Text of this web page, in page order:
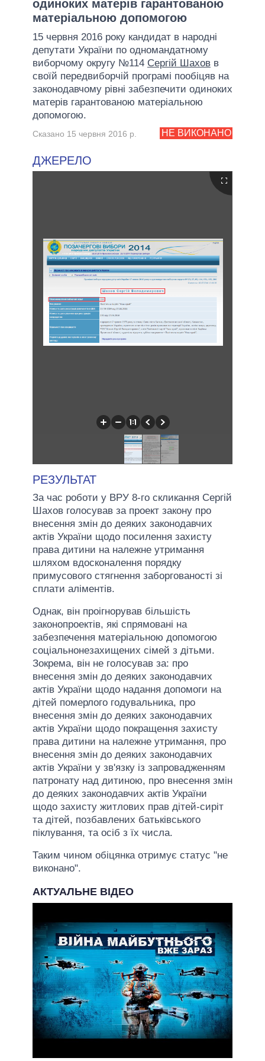
одиноких матерів гарантованою
матеріальною допомогою
15 червня 2016 року кандидат в народні
депутати України по одномандатному
виборчому округу №114 Сергій Шахов в
своїй передвиборчій програмі пообіцяв на
законодавчому рівні забезпечити одиноких
матерів гарантованою матеріальною
допомогою.
НЕ ВИКОНАНО
Сказано 15 червня 2016 р.
ДЖЕРЕЛО
РЕЗУЛЬТАТ
За час роботи у ВРУ 8-го скликання Сергій
Шахов голосував за проект закону про
внесення змін до деяких законодавчих
актів України щодо посилення захисту
права дитини на належне утримання
шляхом вдосконалення порядку
примусового стягнення заборгованості зі
сплати аліментів.
Однак, він проігнорував більшість
законопроектів, які спрямовані на
забезпечення матеріальною допомогою
соціальнонезахищених сімей з дітьми.
Зокрема, він не голосував за: про
внесення змін до деяких законодавчих
актів України щодо надання допомоги на
дітей померлого годувальника, про
внесення змін до деяких законодавчих
актів України щодо покращення захисту
права дитини на належне утримання, про
внесення змін до деяких законодавчих
актів України у зв'язку із запровадженням
патронату над дитиною, про внесення змін
до деяких законодавчих актів України
щодо захисту житлових прав дітей-сиріт
та дітей, позбавлених батьківського
піклування, та осіб з їх числа.
Таким чином обіцянка отримує статус "не
виконано".
АКТУАЛЬНЕ ВІДЕО